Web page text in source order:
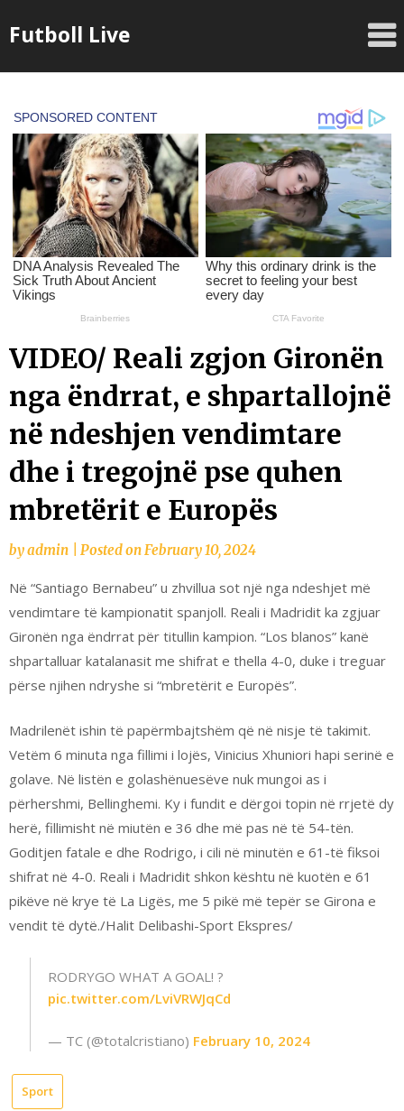
toFutboll Live
VIDEO/ Reali zgjon Gironën
nga ëndrrat, e shpartallojnë
në ndeshjen vendimtare
dhe i tregojnë pse quhen
mbretërit e Europës
byadmin Posted onFebruary 10, 2024
Në “Santiago Bernabeu” u zhvillua sot një nga ndeshjet më
vendimtare të kampionatit spanjoll. Reali i Madridit ka zgjuar
Gironën nga ëndrrat për titullin kampion. “Los blanos” kanë
shpartalluar katalanasit me shifrat e thella 4-0, duke i treguar
përse njihen ndryshe si “mbretërit e Europës”.
Madrilenët ishin të papërmbajtshëm që në nisje të takimit.
Vetëm 6 minuta nga fillimi i lojës, Vinicius Xhuniori hapi serinë e
golave. Në listën e golashënuesëve nuk mungoi as i
përhershmi, Bellinghemi. Ky i fundit e dërgoi topin në rrjetë dy
herë, fillimisht në miutën e 36 dhe më pas në të 54-tën.
Goditjen fatale e dhe Rodrigo, i cili në minutën e 61-të fiksoi
shifrat në 4-0. Reali i Madridit shkon kështu në kuotën e 61
pikëve në krye të La Ligës, me 5 pikë më tepër se Girona e
vendit të dytë./Halit Delibashi-Sport Ekspres/
RODRYGO WHAT A GOAL! ?
pic.twitter.com/LviVRWJqCd
— TC (@totalcristiano) February 10, 2024
Sport